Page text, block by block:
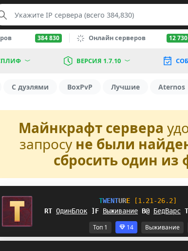
384 830 Онлайн серверов 12 730
ВЕРСИЯ 1.7.10
С дуэлями BoxPvP Лучшие Aternos
Майнкрафт сервера
запросу не были
сбросить один из
TWENTURE
[1.21-26.2]
]R ОдинБлок I Q Выживание TR БедВарс A
Топ 1 14 Выживание